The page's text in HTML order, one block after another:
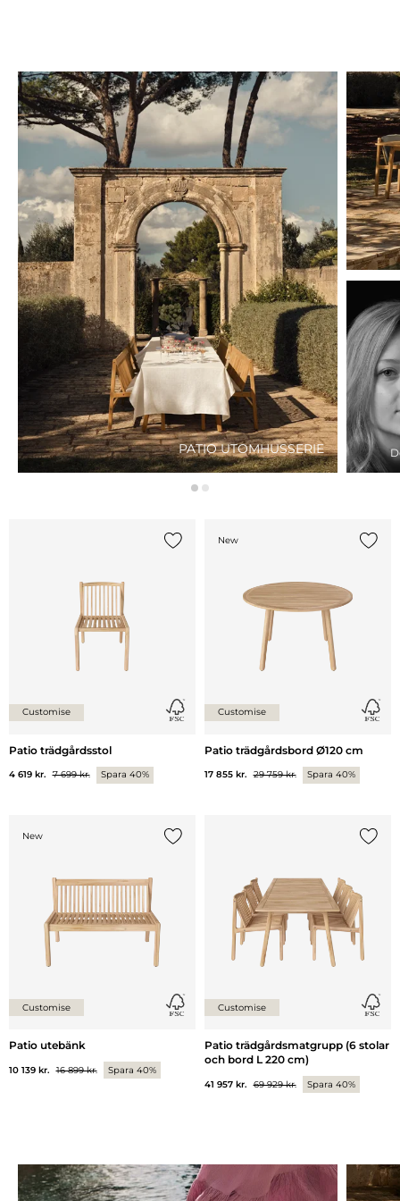
PATIO UTOMHUSSERIE
Customise
Patio trädgårdsstol
4 619 kr. 7 699 kr. Spara 40%
New
Customise
Patio trädgårdsbord Ø120 cm
17 855 kr. 29 759 kr. Spara 40%
New
Customise
Patio utebänk
10 139 kr. 16 899 kr. Spara 40%
Customise
Patio trädgårdsmatgrupp (6 stolar
och bord L 220 cm)
41 957 kr. 69 929 kr. Spara 40%